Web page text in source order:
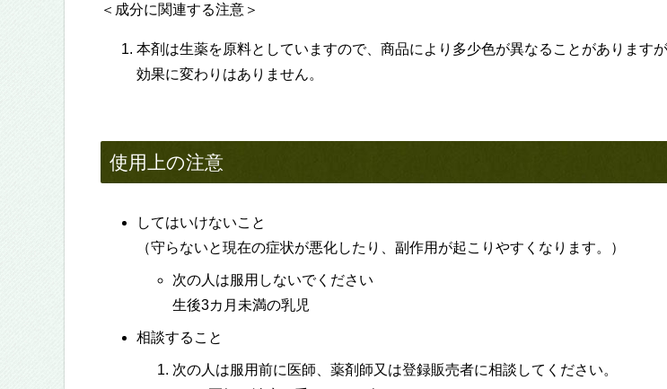
＜成分に関連する注意＞
本剤は生薬を原料としていますので、商品により多少色が異なることがありますが
効果に変わりはありません。
使用上の注意
してはいけないこと
（守らないと現在の症状が悪化したり、副作用が起こりやすくなります。）
次の人は服用しないでください
生後3カ月未満の乳児
相談すること
次の人は服用前に医師、薬剤師又は登録販売者に相談してください。